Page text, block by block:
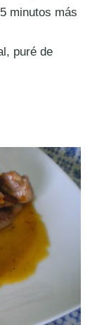
minutos más
puré de